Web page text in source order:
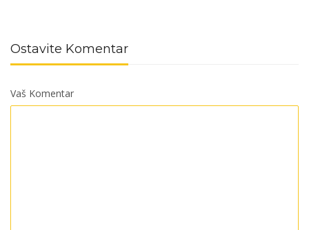
Ostavite Komentar
Vaš Komentar